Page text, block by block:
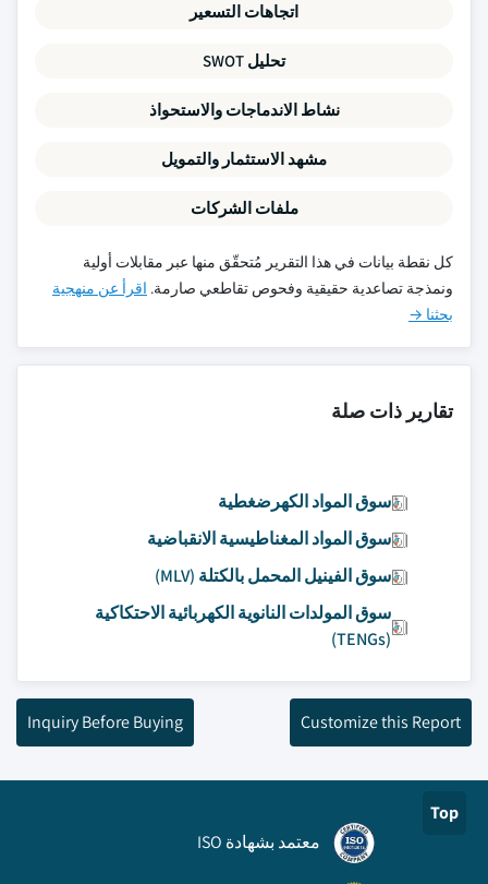
اتجاهات التسعير
تحليل SWOT
نشاط الاندماجات والاستحواذ
مشهد الاستثمار والتمويل
ملفات الشركات
كل نقطة بيانات في هذا التقرير مُتحقّق منها عبر مقابلات أولية
ونمذجة تصاعدية حقيقية وفحوص تقاطعي صارمة. اقرأ عن منهجية
بحثنا →
تقارير ذات صلة
سوق المواد الكهرضغطية
سوق المواد المغناطيسية الانقباضية
سوق الفينيل المحمل بالكتلة (MLV)
سوق المولدات النانوية الكهربائية الاحتكاكية
(TENGs)
Customize this Report
Inquiry Before Buying
Top
معتمد بشهادة ISO